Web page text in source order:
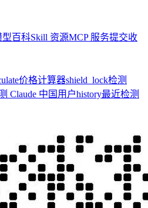
型百科Skill 资源MCP 服务提交收
价格计算器shield_lock检测
Claude 中国用户history最近检测